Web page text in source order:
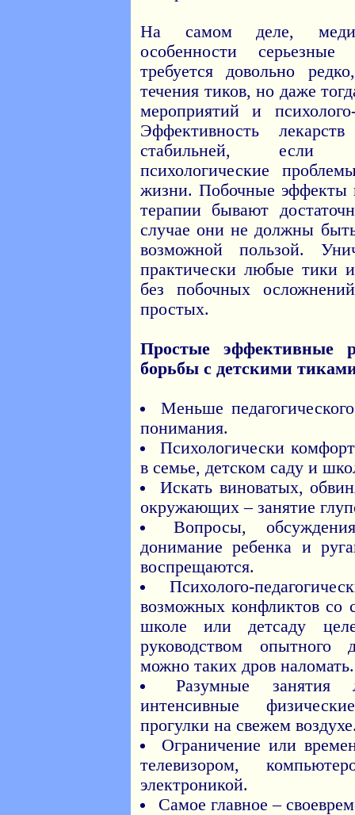
На самом деле,
особенности серьезные
требуется довольно
течения тиков, но даже
мероприятий и
Эффективность
стабильней, если
психологические
жизни. Побочные эффекты
терапии бывают
случае они не должны
возможной пользой.
практически любые тики
без побочных
простых.
Простые эффективные
борьбы с детскими
Меньше
понимания.
Психологически
в семье, детском саду и
Искать виноватых,
окружающих – занятие
Вопросы,
донимание ребенка и
воспрещаются.
Психолого-
возможных конфликтов со
школе или детсаду
руководством опытного
можно таких дров
Разумные
интенсивные
прогулки на свежем
Ограничение или
телевизором,
электроникой.
Самое главное –